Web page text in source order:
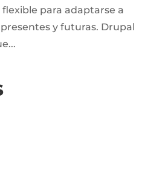
para adaptarse a
y futuras. Drupal